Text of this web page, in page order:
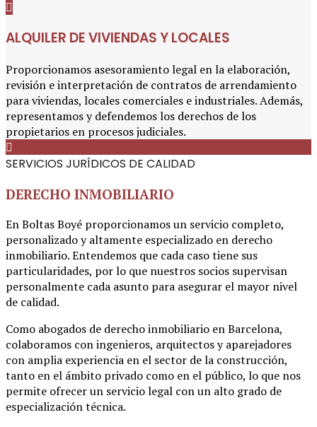
ALQUILER DE VIVIENDAS Y LOCALES
Proporcionamos asesoramiento legal en la elaboración,
revisión e interpretación de contratos de arrendamiento
para viviendas, locales comerciales e industriales. Además,
representamos y defendemos los derechos de los
propietarios en procesos judiciales.
SERVICIOS JURÍDICOS DE CALIDAD
DERECHO INMOBILIARIO
En Boltas Boyé proporcionamos un servicio completo,
personalizado y altamente especializado en derecho
inmobiliario. Entendemos que cada caso tiene sus
particularidades, por lo que nuestros socios supervisan
personalmente cada asunto para asegurar el mayor nivel
de calidad.
Como abogados de derecho inmobiliario en Barcelona,
colaboramos con ingenieros, arquitectos y aparejadores
con amplia experiencia en el sector de la construcción,
tanto en el ámbito privado como en el público, lo que nos
permite ofrecer un servicio legal con un alto grado de
especialización técnica.